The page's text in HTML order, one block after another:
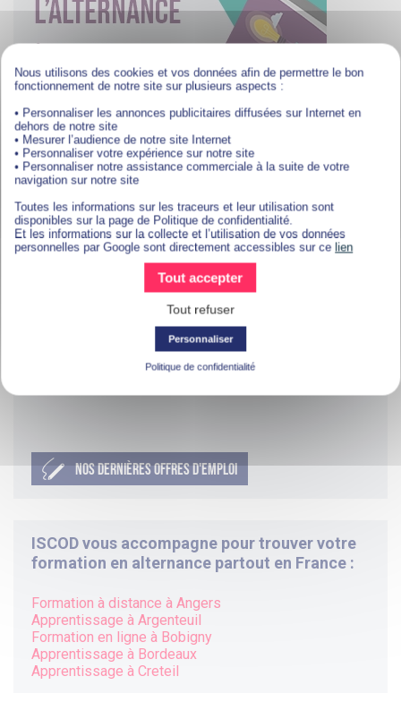
Métiers et salaires surBoulogne-Billancourt
NOS DERNIÈRES OFFRES D'EMPLOI
ISCOD vous accompagne pour trouver votre
formation en alternance partout en France :
Formation à distance à Angers
Apprentissage à Argenteuil
Formation en ligne à Bobigny
Apprentissage à Bordeaux
Apprentissage à Creteil
Nous utilisons des cookies et vos données afin de permettre le bon
fonctionnement de notre site sur plusieurs aspects :
• Personnaliser les annonces publicitaires diffusées sur Internet en
dehors de notre site
• Mesurer l’audience de notre site Internet
• Personnaliser votre expérience sur notre site
• Personnaliser notre assistance commerciale à la suite de votre
navigation sur notre site
Toutes les informations sur les traceurs et leur utilisation sont
disponibles sur la page de Politique de confidentialité.
Et les informations sur la collecte et l’utilisation de vos données
personnelles par Google sont directement accessibles sur ce lien
Tout accepter
Tout refuser
Personnaliser
Politique de confidentialité